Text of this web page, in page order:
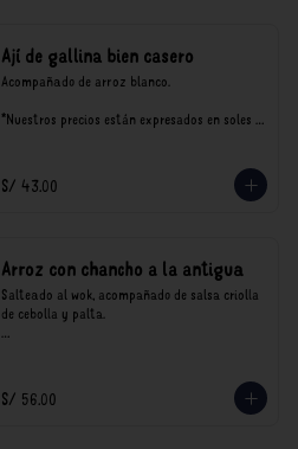
Ají de gallina bien casero
Acompañado de arroz blanco.
*Nuestros precios están expresados en soles e
S/ 43.00
Arroz con chancho a la antigua
Salteado al wok, acompañado de salsa criolla
de cebolla y palta.
consumo.
S/ 56.00